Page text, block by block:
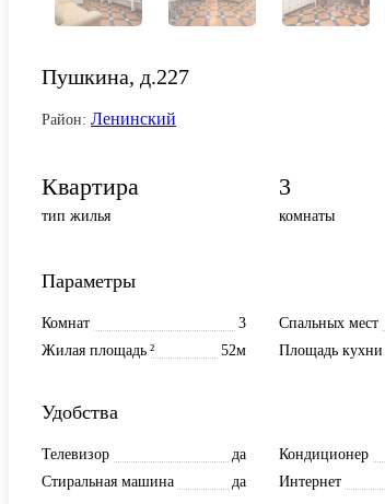
Пушкина, д.227
Район: Ленинский
Квартира
тип жилья
3
комнаты
Параметры
Комнат 3 Спальных мест
Жилая площадь
52м
² Площадь кухни
Удобства
Телевизор да Кондиционер
Стиральная машина
да Интернет